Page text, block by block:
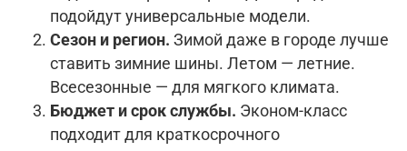
подойдут универсальные модели.
Сезон и регион. Зимой даже в городе лучше
ставить зимние шины. Летом — летние.
Всесезонные — для мягкого климата.
Бюджет и срок службы. Эконом-класс
подходит для краткосрочного